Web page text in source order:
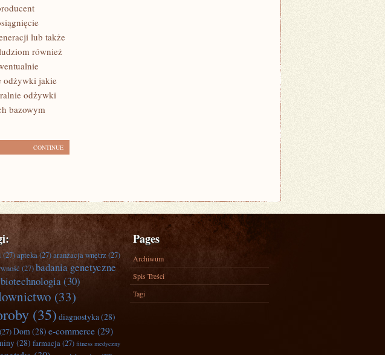
lub także
również
odżywki jakie
odżywki
bazowym
CONTINUE
(27)apteka(27)aranżacja wnętrz(27)
(27)badania genetyczne
biotechnologia(30)
(33)
(35) diagnostyka(28)
(27)Dom(28) e-commerce(29)
(28) farmacja(27) fitness medyczny
Pages
Archiwum
Spis Treści
Tagi